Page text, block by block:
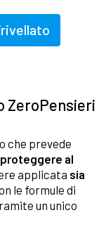
ZeroPensieri
che prevede
proteggere al
applicata sia
le formule di
un unico